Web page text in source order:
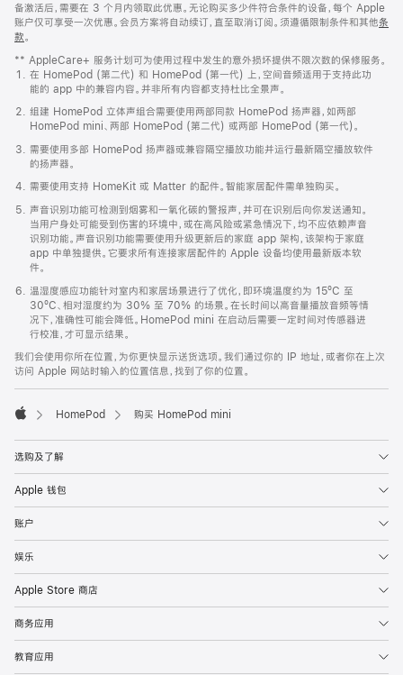
备激活后，需要在 3 个月内领取此优惠。无论购买多少件符合条件的设备，每个 Apple
账户仅可享受一次优惠。会员方案将自动续订，直至取消订阅。须遵循限制条件和其他条
款。
窗
口
中
打
开)
** AppleCare+ 服务计划可为使用过程中发生的意外损坏提供不限次数的保修服务。
在 HomePod (第二代) 和 HomePod (第一代) 上，空间音频适用于支持此功
能的 app 中的兼容内容。并非所有内容都支持杜比全景声。
组建 HomePod 立体声组合需要使用两部同款 HomePod 扬声器，如两部
HomePod mini、两部 HomePod (第二代) 或两部 HomePod (第一代)。
需要使用多部 HomePod 扬声器或兼容隔空播放功能并运行最新隔空播放软件
的扬声器。
需要使用支持 HomeKit 或 Matter 的配件。智能家居配件需单独购买。
声音识别功能可检测到烟雾和一氧化碳的警报声，并可在识别后向你发送通知。
当用户身处可能受到伤害的环境中，或在高风险或紧急情况下，均不应依赖声音
识别功能。声音识别功能需要使用升级更新后的家庭 app 架构，该架构于家庭
app 中单独提供。它要求所有连接家居配件的 Apple 设备均使用最新版本软
件。
温湿度感应功能针对室内和家居场景进行了优化，即环境温度约为 15ºC 至
30ºC、相对湿度约为 30% 至 70% 的场景。在长时间以高音量播放音频等情
况下，准确性可能会降低。HomePod mini 在启动后需要一定时间对传感器进
行校准，才可显示结果。
我们会使用你所在位置，为你更快显示送货选项。我们通过你的 IP 地址，或者你在上次
访问 Apple 网站时输入的位置信息，找到了你的位置。
HomePod 购买 HomePod mini
选购及了解
Apple 钱包
账户
娱乐
Apple Store 商店
商务应用
教育应用